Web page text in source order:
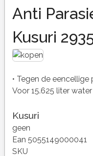
Anti
Kusuri
• Tegen de
Voor 15.625 liter water
Kusuri
geen
Ean 5055149000041
SKU